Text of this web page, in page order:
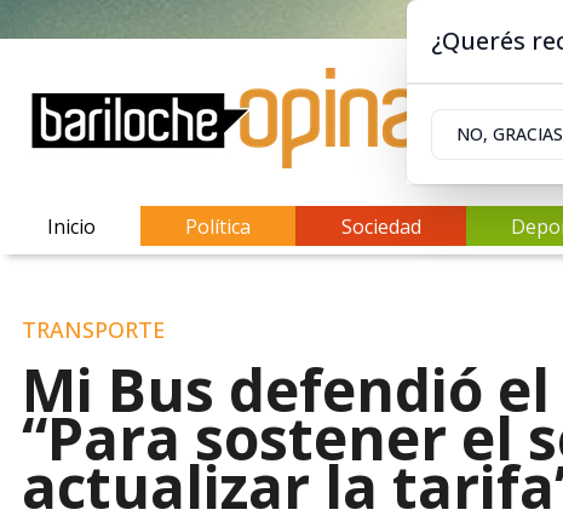
Inicio Política Sociedad
TRANSPORTE
Mi Bus defendió
“Para sostener el
actualizar la
¿Querés
NO, GRACIAS